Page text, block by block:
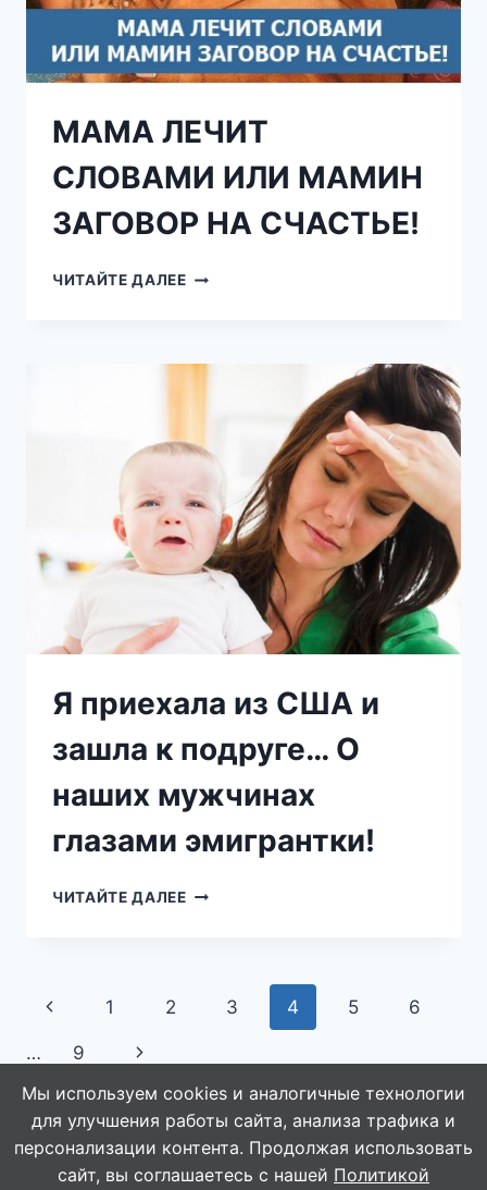
МАМА ЛЕЧИТ
СЛОВАМИ ИЛИ МАМИН
ЗАГОВОР НА СЧАСТЬЕ!
ЧИТАЙТЕ ДАЛЕЕМАМА
МАМИН
Я приехала из США и
зашла к подруге… О
наших мужчинах
глазами эмигрантки!
ЧИТАЙТЕ ДАЛЕЕЯ
ЗАШЛА
НАШИХ
МУЖЧИНАХ
ГЛАЗАМИ
Навигация
по
страницам
Предыдущая
страница
1 2 3 4 5 6
… 9
Следующая
страница
Мы используем cookies и аналогичные технологии
для улучшения работы сайта, анализа трафика и
персонализации контента. Продолжая использовать
сайт, вы соглашаетесь с нашей Политикой